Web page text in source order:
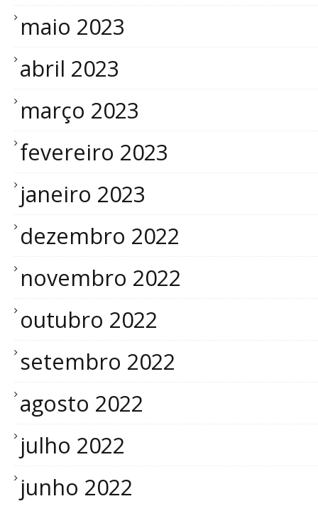
maio 2023
abril 2023
março 2023
fevereiro 2023
janeiro 2023
dezembro 2022
novembro 2022
outubro 2022
setembro 2022
agosto 2022
julho 2022
junho 2022